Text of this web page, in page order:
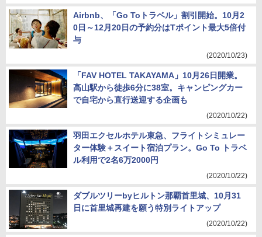
Airbnb、「Go Toトラベル」割引開始。10月2
0日～12月20日の予約分はTポイント最大5倍付
与
(2020/10/23)
「FAV HOTEL TAKAYAMA」10月26日開業。
高山駅から徒歩6分に38室。キャンピングカー
で自宅から直行送迎する企画も
(2020/10/22)
羽田エクセルホテル東急、フライトシミュレー
ター体験＋スイート宿泊プラン。Go To トラベ
ル利用で2名6万2000円
(2020/10/22)
ダブルツリーbyヒルトン那覇首里城、10月31
日に首里城再建を願う特別ライトアップ
(2020/10/22)